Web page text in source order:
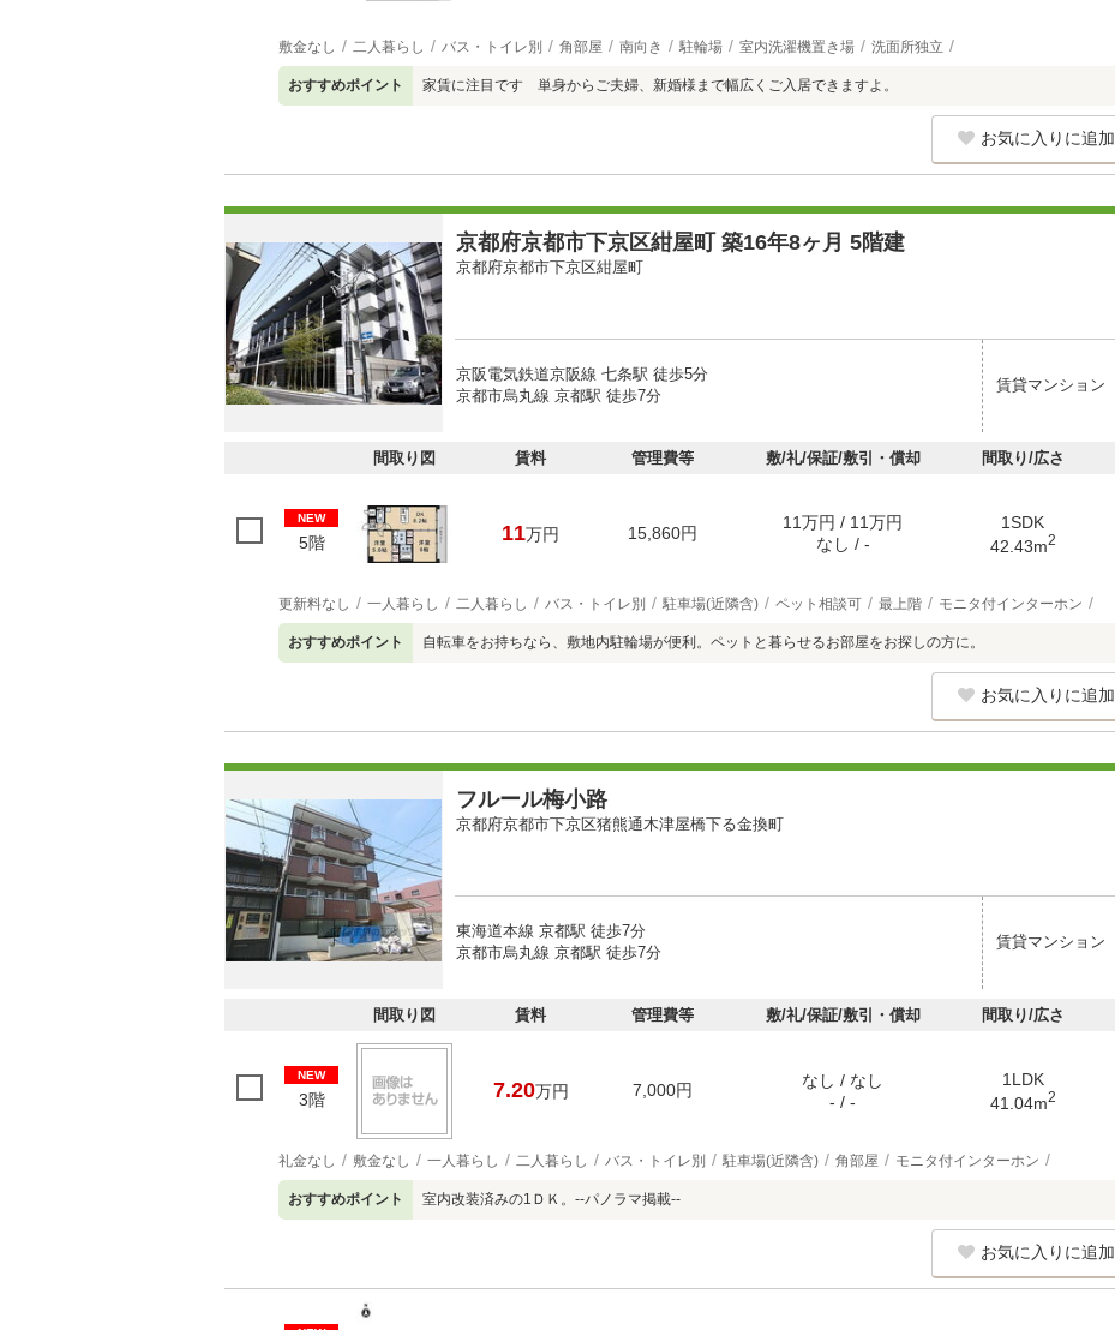
敷金なし 二人暮らし バス・トイレ別 角部屋 南向き 駐輪場 室内洗濯機置き場 洗面所独立
おすすめポイント 家賃に注目です 単身からご夫婦、新婚様まで幅広くご入居できますよ。
お気に入りに追加
京都府京都市下京区紺屋町 築16年8ヶ月 5階建
京都府京都市下京区紺屋町
京阪電気鉄道京阪線 七条駅 徒歩5分
京都市烏丸線 京都駅 徒歩7分
賃貸マンション
間取り図 賃料 管理費等 敷/礼/保証/敷引・償却 間取り/広さ
NEW
5階 11万円 15,860円
11万円 / 11万円
なし / -
1SDK
42.43m2
更新料なし 一人暮らし 二人暮らし バス・トイレ別 駐車場(近隣含) ペット相談可 最上階 モニタ付インターホン
おすすめポイント 自転車をお持ちなら、敷地内駐輪場が便利。ペットと暮らせるお部屋をお探しの方に。
お気に入りに追加
フルール梅小路
京都府京都市下京区猪熊通木津屋橋下る金換町
東海道本線 京都駅 徒歩7分
京都市烏丸線 京都駅 徒歩7分
賃貸マンション
間取り図 賃料 管理費等 敷/礼/保証/敷引・償却 間取り/広さ
NEW
3階 7.20万円 7,000円
なし / なし
- / -
1LDK
41.04m2
礼金なし 敷金なし 一人暮らし 二人暮らし バス・トイレ別 駐車場(近隣含) 角部屋 モニタ付インターホン
おすすめポイント 室内改装済みの1ＤＫ。--パノラマ掲載--
お気に入りに追加